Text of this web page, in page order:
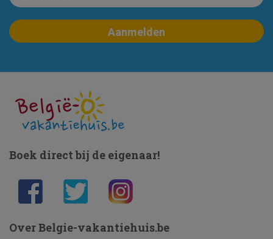
Boek direct bij de eigenaar!
Over Belgie-vakantiehuis.be